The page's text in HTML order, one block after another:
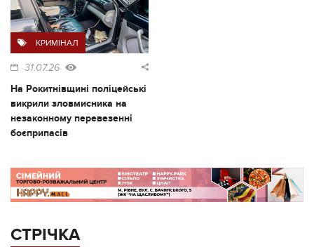
КРИМІНАЛ
31.07.26
На Рокитнівщині поліцейські
викрили зловмисника на
незаконному перевезенні
боєприпасів
СТРІЧКА